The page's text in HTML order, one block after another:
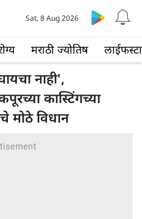
मराठी ज्योतिष
Sat, 8 Aug 2026
नाही',
कास्टिंगच्या
मोठे विधान